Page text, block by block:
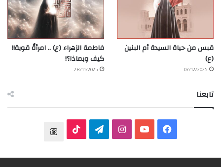
قبس من حياة السيدة أم البنين
(ع)
07/12/2025
فاطمة الزهراء (ع) .. امرأةٌ قوية!!
كيف وبماذا؟!
28/11/2025
تابعنا